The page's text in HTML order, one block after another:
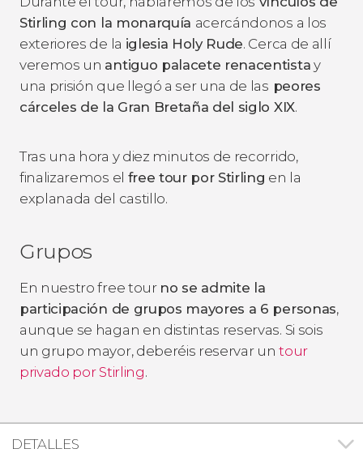
Stirling con la monarquía acercándonos a los
exteriores de la iglesia Holy Rude. Cerca de allí
veremos un antiguo palacete renacentista y
una prisión que llegó a ser una de las peores
cárceles de la Gran Bretaña del siglo XIX.
Tras una hora y diez minutos de recorrido,
finalizaremos el free tour por Stirling en la
explanada del castillo.
Grupos
En nuestro free tour no se admite la
participación de grupos mayores a 6 personas,
aunque se hagan en distintas reservas. Si sois
un grupo mayor, deberéis reservar untour
privado por Stirling.
DETALLES